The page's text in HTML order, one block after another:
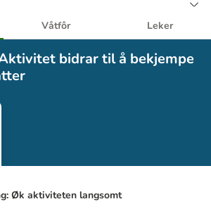
Våtfôr Leker
bidrar til å bekjempe
Øk aktiviteten langsomt